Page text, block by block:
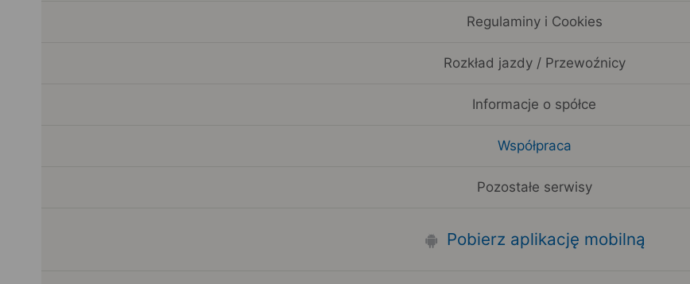
Regulaminy i Cookies
Rozkład jazdy / Przewoźnicy
Informacje o spółce
Współpraca
Pozostałe serwisy
Pobierz aplikację mobilną